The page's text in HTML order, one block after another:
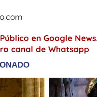
en Google
canal de Whatsapp